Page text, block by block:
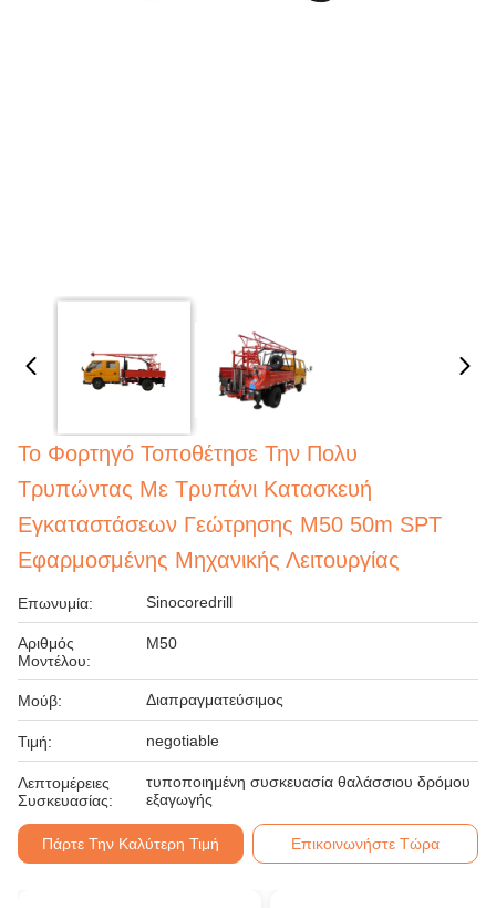
Το Φορτηγό Τοποθέτησε Την Πολυ
Τρυπώντας Με Τρυπάνι Κατασκευή
Εγκαταστάσεων Γεώτρησης M50 50m SPT
Εφαρμοσμένης Μηχανικής Λειτουργίας
Επωνυμία: Sinocoredrill
Αριθμός
Μοντέλου:
M50
Μούβ: Διαπραγματεύσιμος
Τιμή: negotiable
Λεπτομέρειες
Συσκευασίας:
τυποποιημένη συσκευασία θαλάσσιου δρόμου
εξαγωγής
Πάρτε Την Καλύτερη Τιμή Επικοινωνήστε Τώρα